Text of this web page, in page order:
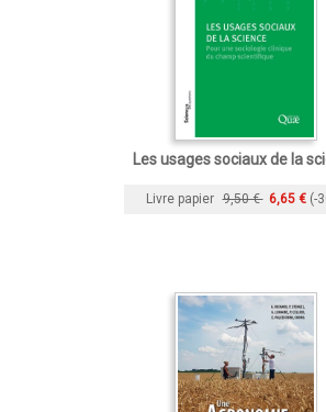
Les usages sociaux de la
Livre papier 9,50 € 6,65 € (-